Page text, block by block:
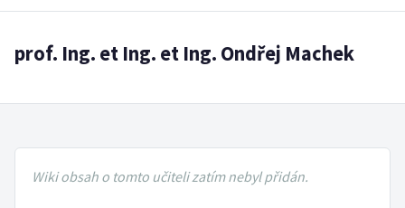
prof. Ing. et Ing. et Ing. Ondřej Machek
Wiki obsah o tomto učiteli zatím nebyl přidán.